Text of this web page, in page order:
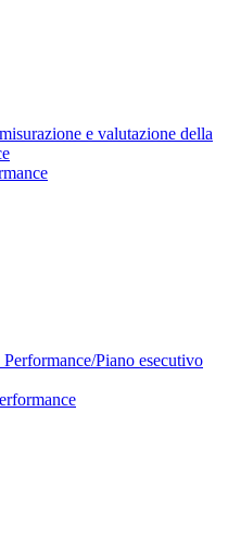
e valutazione della
Piano esecutivo